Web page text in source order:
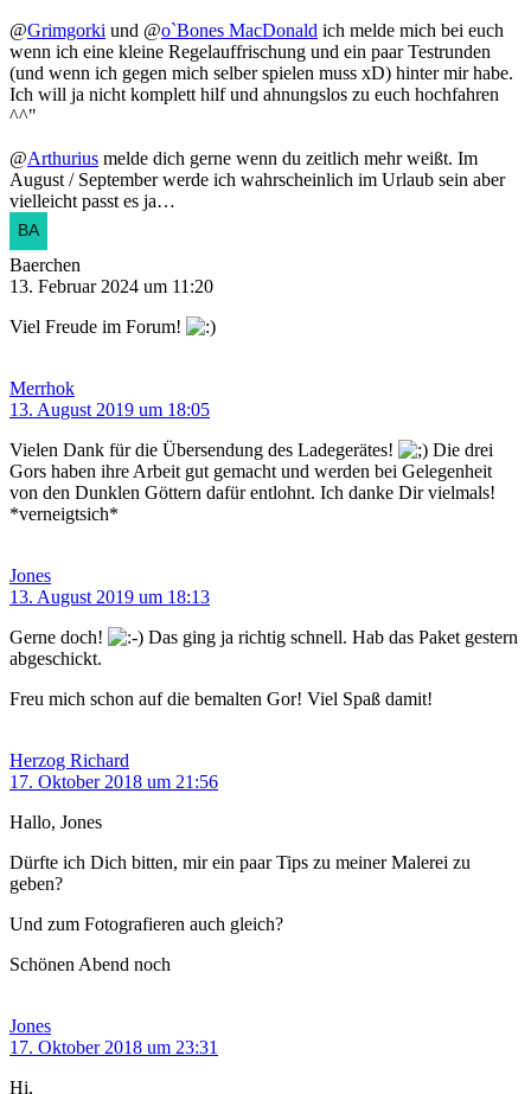
@Grimgorki und @o`Bones MacDonald ich melde mich bei euch
wenn ich eine kleine Regelauffrischung und ein paar Testrunden
(und wenn ich gegen mich selber spielen muss xD) hinter mir habe.
Ich will ja nicht komplett hilf und ahnungslos zu euch hochfahren
^^"
@Arthurius melde dich gerne wenn du zeitlich mehr weißt. Im
August / September werde ich wahrscheinlich im Urlaub sein aber
vielleicht passt es ja…
Baerchen
13. Februar 2024 um 11:20
Viel Freude im Forum!
Merrhok
13. August 2019 um 18:05
Vielen Dank für die Übersendung des Ladegerätes!
Die drei
Gors haben ihre Arbeit gut gemacht und werden bei Gelegenheit
von den Dunklen Göttern dafür entlohnt. Ich danke Dir vielmals!
*verneigtsich*
Jones
13. August 2019 um 18:13
Gerne doch!
Das ging ja richtig schnell. Hab das Paket gestern
abgeschickt.
Freu mich schon auf die bemalten Gor! Viel Spaß damit!
Herzog Richard
17. Oktober 2018 um 21:56
Hallo, Jones
Dürfte ich Dich bitten, mir ein paar Tips zu meiner Malerei zu
geben?
Und zum Fotografieren auch gleich?
Schönen Abend noch
Jones
17. Oktober 2018 um 23:31
Hi,